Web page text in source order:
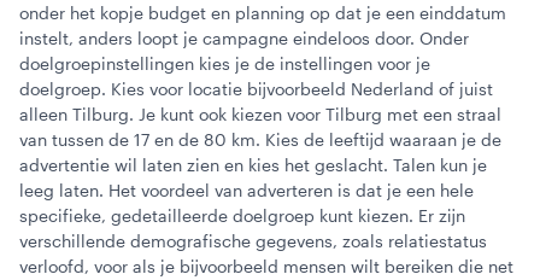
onder het kopje budget en planning op dat je een einddatum
instelt, anders loopt je campagne eindeloos door. Onder
doelgroepinstellingen kies je de instellingen voor je
doelgroep. Kies voor locatie bijvoorbeeld Nederland of juist
alleen Tilburg. Je kunt ook kiezen voor Tilburg met een straal
van tussen de 17 en de 80 km. Kies de leeftijd waaraan je de
advertentie wil laten zien en kies het geslacht. Talen kun je
leeg laten. Het voordeel van adverteren is dat je een hele
specifieke, gedetailleerde doelgroep kunt kiezen. Er zijn
verschillende demografische gegevens, zoals relatiestatus
verloofd, voor als je bijvoorbeeld mensen wilt bereiken die net